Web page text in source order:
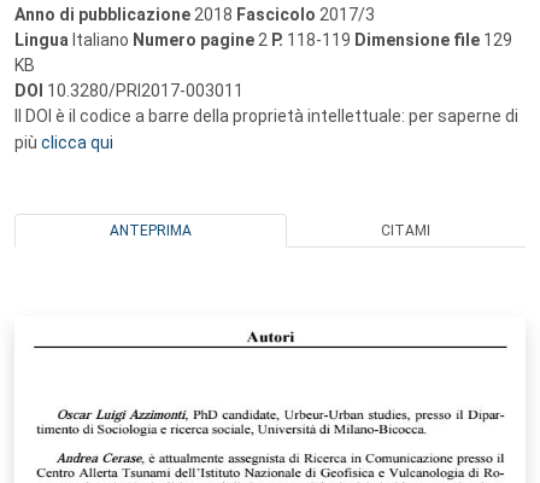
Anno di pubblicazione 2018 Fascicolo 2017/3
Lingua Italiano Numero pagine 2 P. 118-119 Dimensione file 129
KB
DOI 10.3280/PRI2017-003011
Il DOI è il codice a barre della proprietà intellettuale: per saperne di
più clicca qui
ANTEPRIMA CITAMI